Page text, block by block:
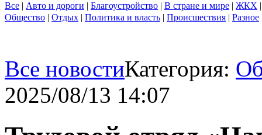
Все | Авто и дороги | Благоустройство | В стране и мире | ЖКХ
Общество | Отдых | Политика и власть | Происшествия | Разное
Все новостиКатегория:
2025/08/13 14:07